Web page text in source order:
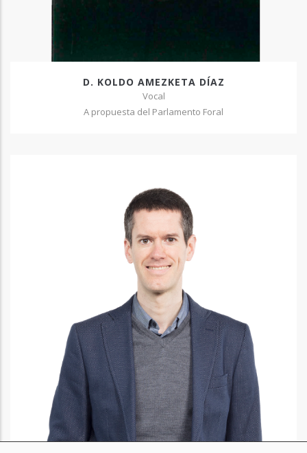
D. KOLDO AMEZKETA DÍAZ
Vocal
A propuesta del Parlamento Foral